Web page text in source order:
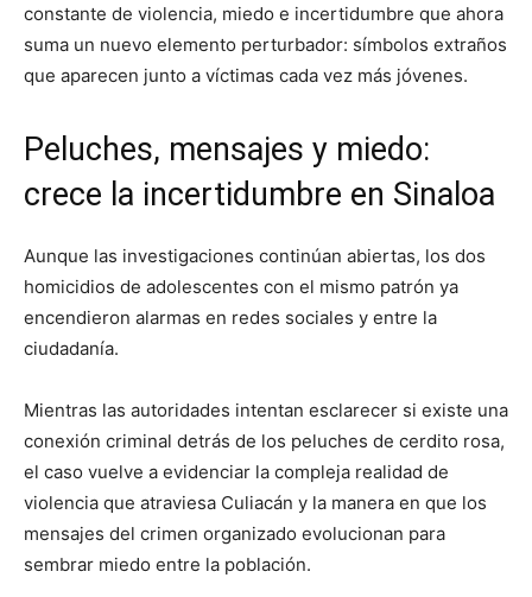
constante de violencia, miedo e incertidumbre que ahora
suma un nuevo elemento perturbador: símbolos extraños
que aparecen junto a víctimas cada vez más jóvenes.
Peluches, mensajes y miedo:
crece la incertidumbre en Sinaloa
Aunque las investigaciones continúan abiertas, los dos
homicidios de adolescentes con el mismo patrón ya
encendieron alarmas en redes sociales y entre la
ciudadanía.
Mientras las autoridades intentan esclarecer si existe una
conexión criminal detrás de los peluches de cerdito rosa,
el caso vuelve a evidenciar la compleja realidad de
violencia que atraviesa Culiacán y la manera en que los
mensajes del crimen organizado evolucionan para
sembrar miedo entre la población.